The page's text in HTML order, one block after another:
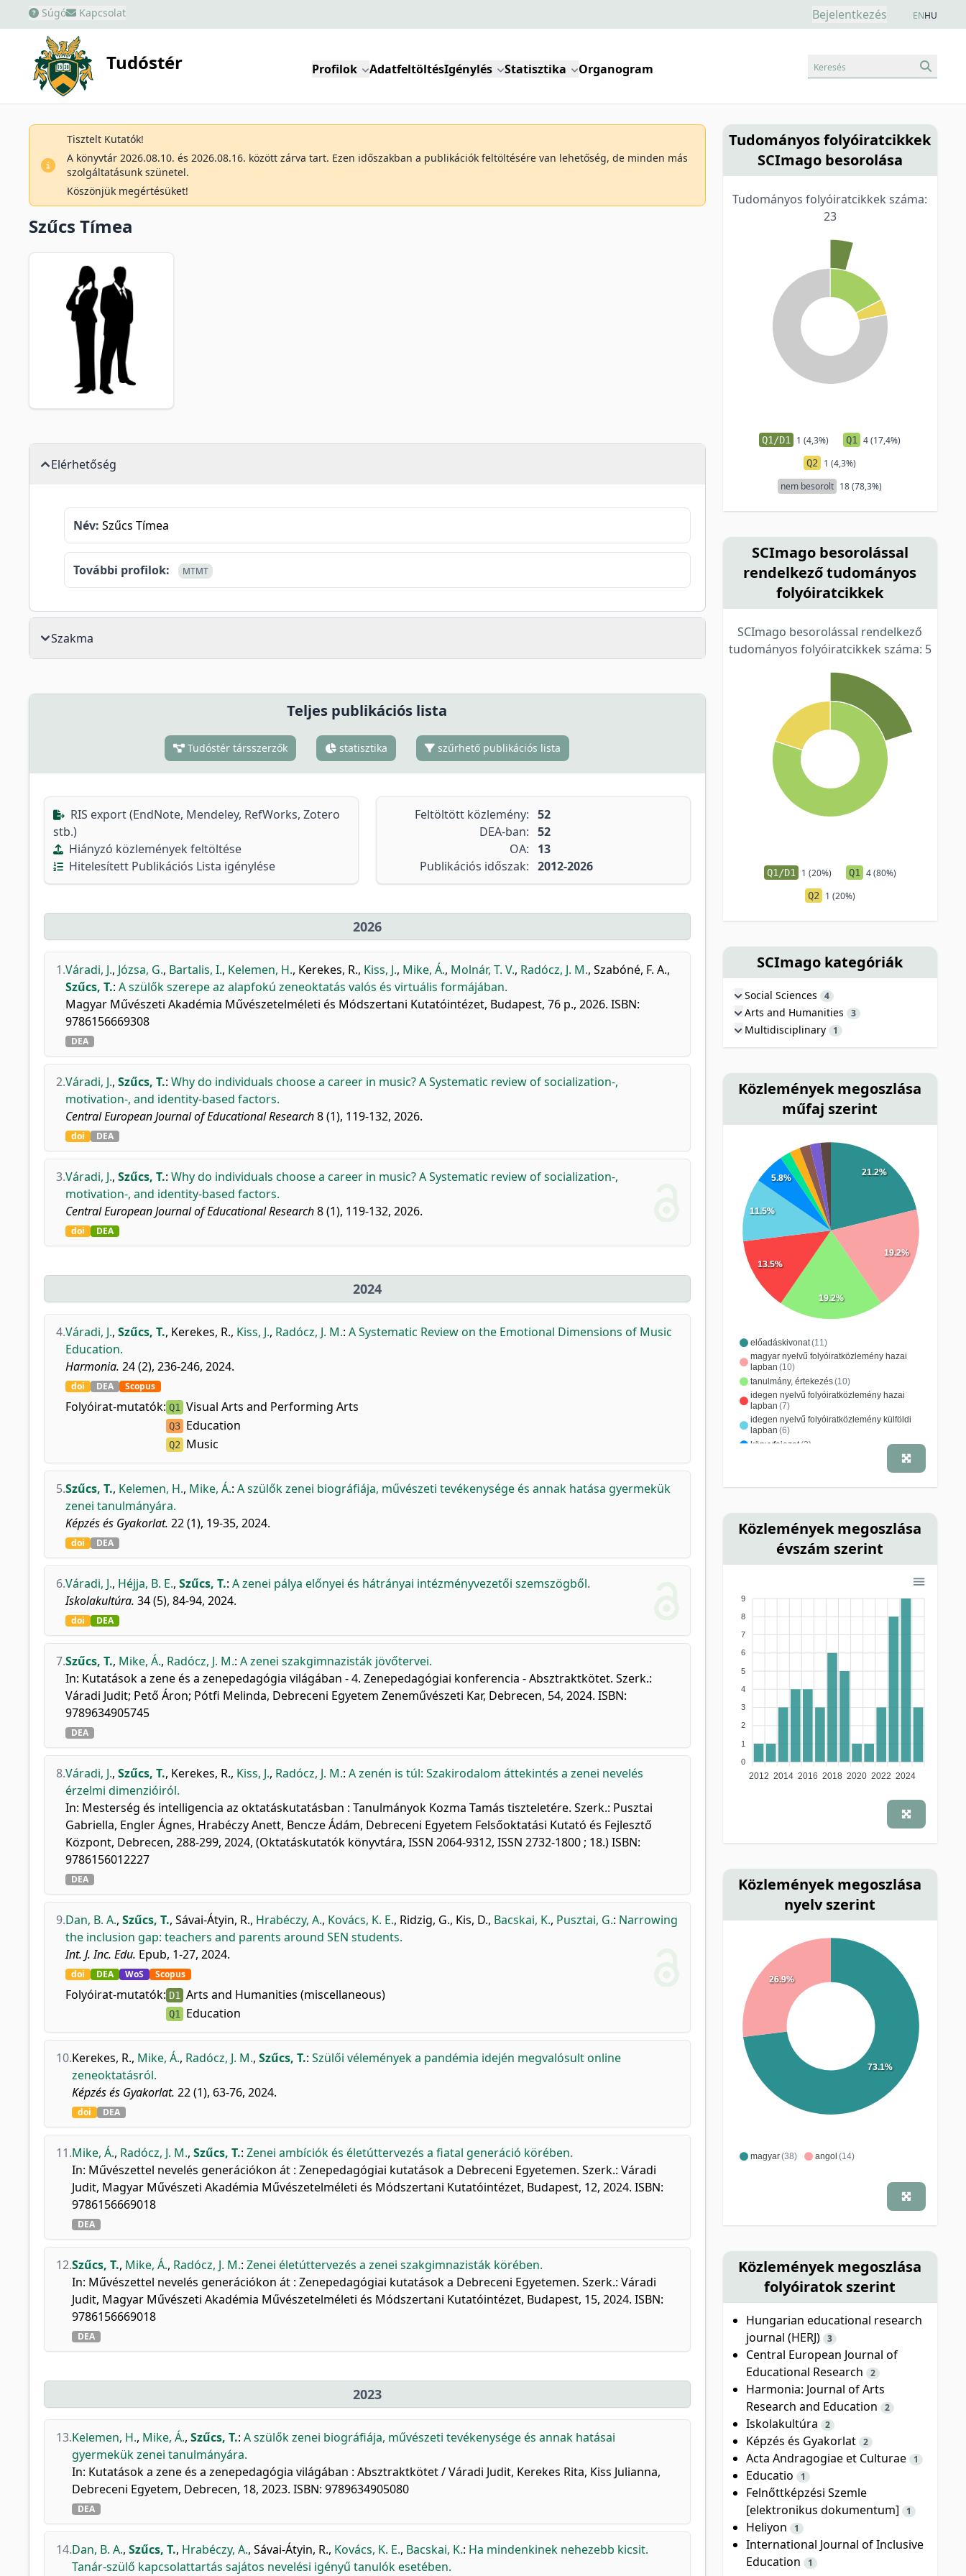
Súgó Kapcsolat Bejelentkezés ENHU
Tudóstér Profilok AdatfeltöltésIgénylés Statisztika Organogram Keresés
Tisztelt Kutatók!
A könyvtár 2026.08.10. és 2026.08.16. között zárva tart. Ezen időszakban a publikációk feltöltésére van lehetőség, de minden más
szolgáltatásunk szünetel.
Köszönjük megértésüket!
Szűcs Tímea
Elérhetőség
Név: Szűcs Tímea
További profilok: MTMT
Szakma
Teljes publikációs lista
Tudóstér társszerzők statisztika szűrhető publikációs lista
RIS export (EndNote, Mendeley, RefWorks, Zotero
stb.)
Hiányzó közlemények feltöltése
Hitelesített Publikációs Lista igénylése
Feltöltött közlemény: 52
DEA-ban: 52
OA:
13
Publikációs időszak: 2012-2026
2026
1.Váradi, J., Józsa, G., Bartalis, I., Kelemen, H., Kerekes, R., Kiss, J., Mike, Á., Molnár, T. V., Radócz, J. M., Szabóné, F. A.,
Szűcs, T.: A szülők szerepe az alapfokú zeneoktatás valós és virtuális formájában.
Magyar Művészeti Akadémia Művészetelméleti és Módszertani Kutatóintézet, Budapest, 76 p., 2026. ISBN:
9786156669308
DEA
2.Váradi, J., Szűcs, T.: Why do individuals choose a career in music? A Systematic review of socialization-,
motivation-, and identity-based factors.
Central European Journal of Educational Research8 (1), 119-132, 2026.
doi DEA
3.Váradi, J., Szűcs, T.: Why do individuals choose a career in music? A Systematic review of socialization-,
motivation-, and identity-based factors.
Central European Journal of Educational Research8 (1), 119-132, 2026.
doi DEA
2024
4.Váradi, J., Szűcs, T., Kerekes, R., Kiss, J., Radócz, J. M.: A Systematic Review on the Emotional Dimensions of Music
Education.
Harmonia. 24 (2), 236-246, 2024.
doi DEA Scopus
Folyóirat-mutatók: Q1 Visual Arts and Performing Arts
Q3 Education
Q2 Music
5.Szűcs, T., Kelemen, H., Mike, Á.: A szülők zenei biográfiája, művészeti tevékenysége és annak hatása gyermekük
zenei tanulmányára.
Képzés és Gyakorlat. 22 (1), 19-35, 2024.
doi DEA
6.Váradi, J., Héjja, B. E., Szűcs, T.: A zenei pálya előnyei és hátrányai intézményvezetői szemszögből.
Iskolakultúra. 34 (5), 84-94, 2024.
doi DEA
7.Szűcs, T., Mike, Á., Radócz, J. M.: A zenei szakgimnazisták jövőtervei.
In: Kutatások a zene és a zenepedagógia világában - 4. Zenepedagógiai konferencia - Absztraktkötet. Szerk.:
Váradi Judit; Pető Áron; Pótfi Melinda, Debreceni Egyetem Zeneművészeti Kar, Debrecen, 54, 2024. ISBN:
9789634905745
DEA
8.Váradi, J., Szűcs, T., Kerekes, R., Kiss, J., Radócz, J. M.: A zenén is túl: Szakirodalom áttekintés a zenei nevelés
érzelmi dimenzióiról.
In: Mesterség és intelligencia az oktatáskutatásban : Tanulmányok Kozma Tamás tiszteletére. Szerk.: Pusztai
Gabriella, Engler Ágnes, Hrabéczy Anett, Bencze Ádám, Debreceni Egyetem Felsőoktatási Kutató és Fejlesztő
Központ, Debrecen, 288-299, 2024, (Oktatáskutatók könyvtára, ISSN 2064-9312, ISSN 2732-1800 ; 18.) ISBN:
9786156012227
DEA
9.Dan, B. A., Szűcs, T., Sávai-Átyin, R., Hrabéczy, A., Kovács, K. E., Ridzig, G., Kis, D., Bacskai, K., Pusztai, G.: Narrowing
the inclusion gap: teachers and parents around SEN students.
Int. J. Inc. Edu. Epub, 1-27, 2024.
doi DEA WoS Scopus
Folyóirat-mutatók: D1 Arts and Humanities (miscellaneous)
Q1 Education
10.Kerekes, R., Mike, Á., Radócz, J. M., Szűcs, T.: Szülői vélemények a pandémia idején megvalósult online
zeneoktatásról.
Képzés és Gyakorlat. 22 (1), 63-76, 2024.
doi DEA
11.Mike, Á., Radócz, J. M., Szűcs, T.: Zenei ambíciók és életúttervezés a fiatal generáció körében.
In: Művészettel nevelés generációkon át : Zenepedagógiai kutatások a Debreceni Egyetemen. Szerk.: Váradi
Judit, Magyar Művészeti Akadémia Művészetelméleti és Módszertani Kutatóintézet, Budapest, 12, 2024. ISBN:
9786156669018
DEA
12.Szűcs, T., Mike, Á., Radócz, J. M.: Zenei életúttervezés a zenei szakgimnazisták körében.
In: Művészettel nevelés generációkon át : Zenepedagógiai kutatások a Debreceni Egyetemen. Szerk.: Váradi
Judit, Magyar Művészeti Akadémia Művészetelméleti és Módszertani Kutatóintézet, Budapest, 15, 2024. ISBN:
9786156669018
DEA
2023
13.Kelemen, H., Mike, Á., Szűcs, T.: A szülők zenei biográfiája, művészeti tevékenysége és annak hatásai
gyermekük zenei tanulmányára.
In: Kutatások a zene és a zenepedagógia világában : Absztraktkötet / Váradi Judit, Kerekes Rita, Kiss Julianna,
Debreceni Egyetem, Debrecen, 18, 2023. ISBN: 9789634905080
DEA
14.Dan, B. A., Szűcs, T., Hrabéczy, A., Sávai-Átyin, R., Kovács, K. E., Bacskai, K.: Ha mindenkinek nehezebb kicsit.
Tanár-szülő kapcsolattartás sajátos nevelési igényű tanulók esetében.
Tudományos folyóiratcikkek
SCImago besorolása
Tudományos folyóiratcikkek száma:
23
Q1/D1 1 (4,3%) Q1 4 (17,4%)
Q2
1 (4,3%)
nem besorolt 18 (78,3%)
SCImago besorolással
rendelkező tudományos
folyóiratcikkek
SCImago besorolással rendelkező
tudományos folyóiratcikkek száma: 5
Q1/D1 1 (20%) Q1 4 (80%)
Q2 1 (20%)
SCImago kategóriák
Social Sciences 4
Arts and Humanities 3
Multidisciplinary 1
Közlemények megoszlása
műfaj szerint
előadáskivonat(11)
magyar nyelvű folyóiratközlemény hazai
lapban (10)
tanulmány, értekezés(10)
idegen nyelvű folyóiratközlemény hazai
lapban (7)
idegen nyelvű folyóiratközlemény külföldi
lapban (6)
könyvfejezet (3)
recenzió, könyvismertetés(1)
21.2%
19.2%
19.2%
13.5%
11.5%
5.8%
Közlemények megoszlása
évszám szerint
9
8
7
6
5
4
3
2
1
0
2012 2014 2016 2018 2020 2022 2024
Közlemények megoszlása
nyelv szerint
magyar(38) angol (14)
73.1%
26.9%
Közlemények megoszlása
folyóiratok szerint
Hungarian educational research
journal (HERJ) 3
Central European Journal of
Educational Research
2
Harmonia: Journal of Arts
Research and Education
2
Iskolakultúra 2
Képzés és Gyakorlat 2
Acta Andragogiae et Culturae 1
Educatio 1
Felnőttképzési Szemle
[elektronikus dokumentum]
1
Heliyon 1
International Journal of Inclusive
Education
1